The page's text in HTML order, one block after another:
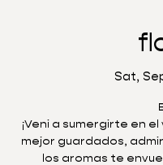
Sat,
¡Veni a sumergirte en
mejor guardados,
los aromas te